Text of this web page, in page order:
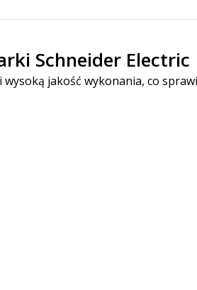
Schneider Electric
jakość wykonania, co